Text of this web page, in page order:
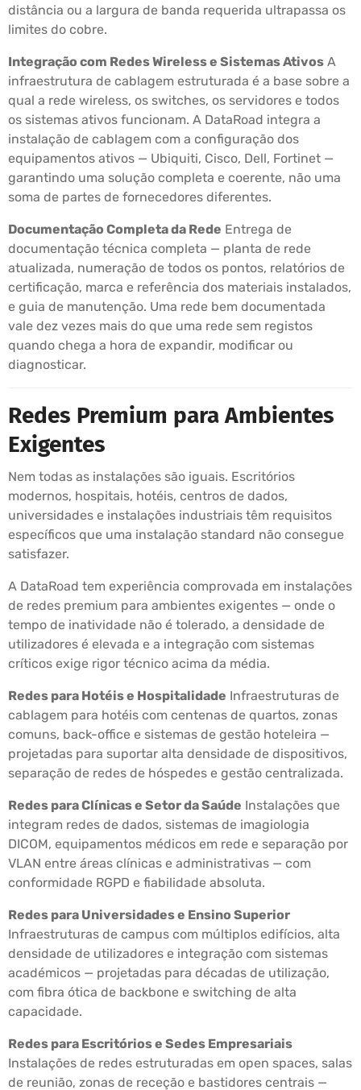
distância ou a largura de banda requerida ultrapassa os
limites do cobre.
Integração com Redes Wireless e Sistemas Ativos A
infraestrutura de cablagem estruturada é a base sobre a
qual a rede wireless, os switches, os servidores e todos
os sistemas ativos funcionam. A DataRoad integra a
instalação de cablagem com a configuração dos
equipamentos ativos — Ubiquiti, Cisco, Dell, Fortinet —
garantindo uma solução completa e coerente, não uma
soma de partes de fornecedores diferentes.
Documentação Completa da Rede Entrega de
documentação técnica completa — planta de rede
atualizada, numeração de todos os pontos, relatórios de
certificação, marca e referência dos materiais instalados,
e guia de manutenção. Uma rede bem documentada
vale dez vezes mais do que uma rede sem registos
quando chega a hora de expandir, modificar ou
diagnosticar.
Redes Premium para Ambientes
Exigentes
Nem todas as instalações são iguais. Escritórios
modernos, hospitais, hotéis, centros de dados,
universidades e instalações industriais têm requisitos
específicos que uma instalação standard não consegue
satisfazer.
A DataRoad tem experiência comprovada em instalações
de redes premium para ambientes exigentes — onde o
tempo de inatividade não é tolerado, a densidade de
utilizadores é elevada e a integração com sistemas
críticos exige rigor técnico acima da média.
Redes para Hotéis e Hospitalidade Infraestruturas de
cablagem para hotéis com centenas de quartos, zonas
comuns, back-office e sistemas de gestão hoteleira —
projetadas para suportar alta densidade de dispositivos,
separação de redes de hóspedes e gestão centralizada.
Redes para Clínicas e Setor da Saúde Instalações que
integram redes de dados, sistemas de imagiologia
DICOM, equipamentos médicos em rede e separação por
VLAN entre áreas clínicas e administrativas — com
conformidade RGPD e fiabilidade absoluta.
Redes para Universidades e Ensino Superior
Infraestruturas de campus com múltiplos edifícios, alta
densidade de utilizadores e integração com sistemas
académicos — projetadas para décadas de utilização,
com fibra ótica de backbone e switching de alta
capacidade.
Redes para Escritórios e Sedes Empresariais
Instalações de redes estruturadas em open spaces, salas
de reunião, zonas de receção e bastidores centrais —